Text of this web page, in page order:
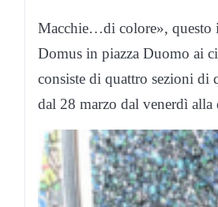
Macchie…di colore», questo
Domus in piazza Duomo ai
consiste di quattro sezioni di
dal 28 marzo dal venerdì